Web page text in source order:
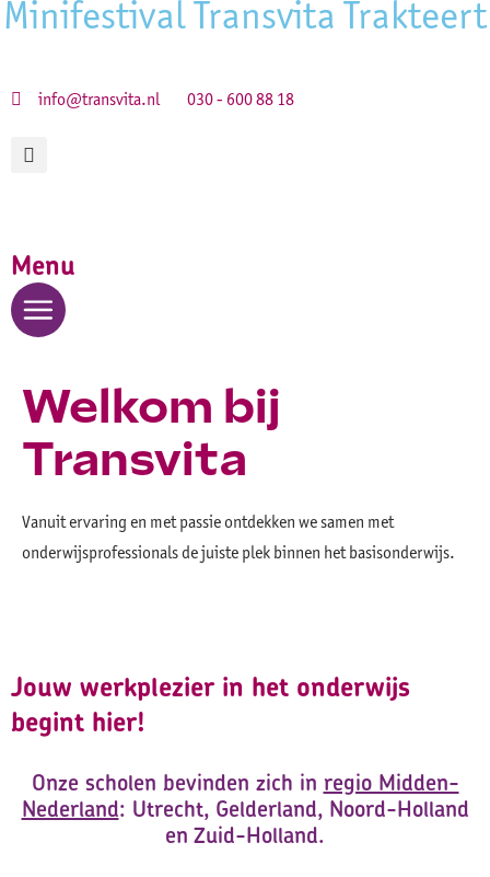
info@transvita.nl 030 - 600 88 18
Menu
Welkom bij
Transvita
Vanuit ervaring en met passie ontdekken we samen met
onderwijsprofessionals de juiste plek binnen het basisonderwijs.
Jouw werkplezier in het onderwijs
begint hier!
Onze scholen bevinden zich in regio Midden-
Nederland: Utrecht, Gelderland, Noord-Holland
en Zuid-Holland.